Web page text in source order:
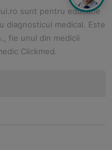
sunt pentru educatie
diagnosticul medical. Este
fie unul din medicii
Clickmed.